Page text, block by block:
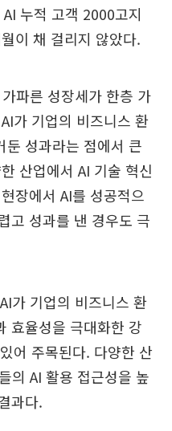
누적 고객 2000고지
이 채 걸리지 않았다.
파른 성장세가 한층 가
가 기업의 비즈니스 환
둔 성과라는 점에서 큰
산업에서 AI 기술 혁신
장에서 AI를 성공적으
고 성과를 낸 경우도 극
가 기업의 비즈니스 환
효율성을 극대화한 강
어 주목된다. 다양한 산
의 AI 활용 접근성을 높
과다.